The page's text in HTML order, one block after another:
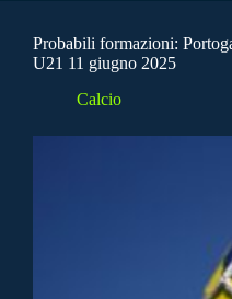
Probabili formazioni:
U21 11 giugno 2025
Calcio